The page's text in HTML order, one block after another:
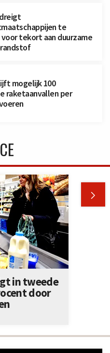
te
tekort aan duurzame
mogelijk 100
raketaanvallen per

in tweede
door